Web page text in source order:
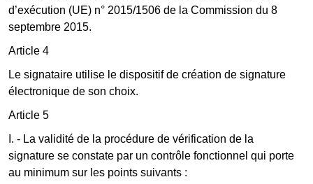
d’exécution (UE) n° 2015/1506 de la Commission du 8
septembre 2015.
Article 4
Le signataire utilise le dispositif de création de signature
électronique de son choix.
Article 5
I. - La validité de la procédure de vérification de la
signature se constate par un contrôle fonctionnel qui porte
au minimum sur les points suivants :